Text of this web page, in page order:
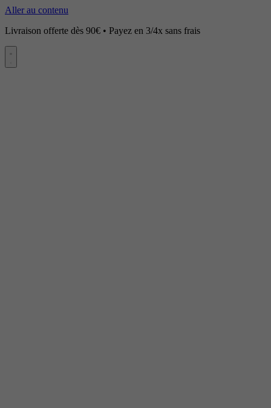
Aller au contenu
Livraison offerte dès 90€ • Payez en 3/4x sans frais